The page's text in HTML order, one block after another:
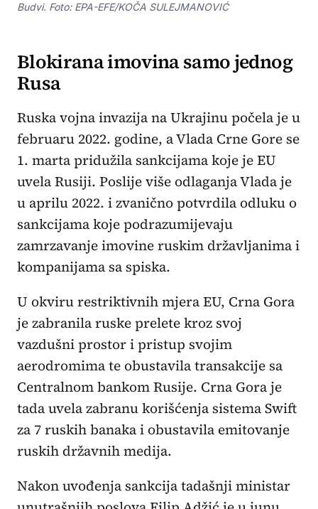
Budvi. Foto: EPA-EFE/KOČA SULEJMANOVIĆ
Blokirana imovina samo jednog
Rusa
Ruska vojna invazija na Ukrajinu počela je u
februaru 2022. godine, a Vlada Crne Gore se
1. marta pridužila sankcijama koje je EU
uvela Rusiji. Poslije više odlaganja Vlada je
u aprilu 2022. i zvanično potvrdila odluku o
sankcijama koje podrazumijevaju
zamrzavanje imovine ruskim državljanima i
kompanijama sa spiska.
U okviru restriktivnih mjera EU, Crna Gora
je zabranila ruske prelete kroz svoj
vazdušni prostor i pristup svojim
aerodromima te obustavila transakcije sa
Centralnom bankom Rusije. Crna Gora je
tada uvela zabranu korišćenja sistema Swift
za 7 ruskih banaka i obustavila emitovanje
ruskih državnih medija.
Nakon uvođenja sankcija tadašnji ministar